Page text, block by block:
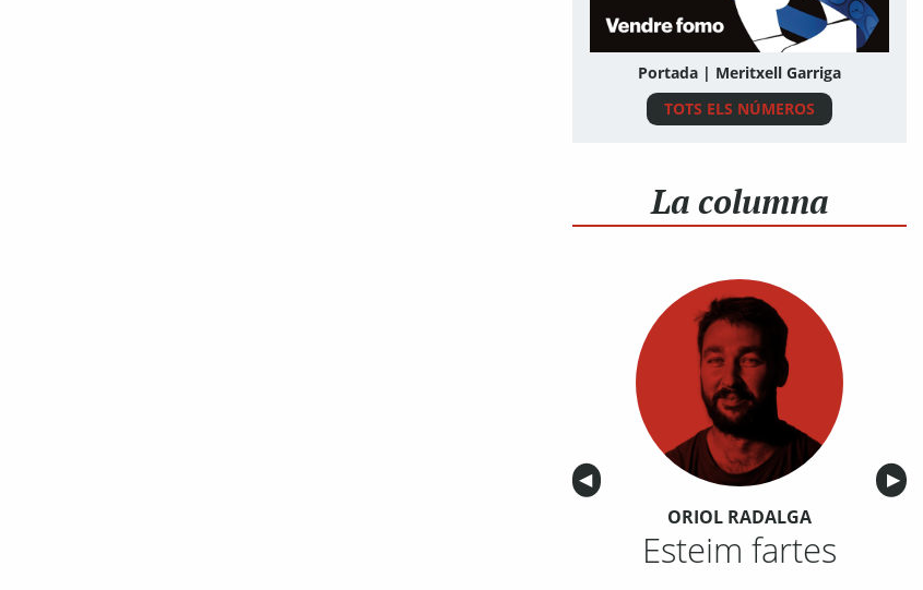
Portada | Meritxell Garriga
TOTS ELS NÚMEROS
La columna
Anterior
◀︎ ▶︎
ORIOL RADALGA
Esteim fartes